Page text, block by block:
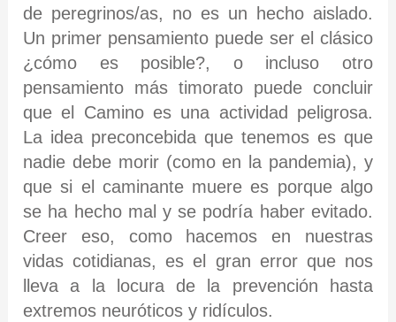
de peregrinos/as, no es un hecho aislado.
Un primer pensamiento puede ser el clásico
¿cómo es posible?, o incluso otro
pensamiento más timorato puede concluir
que el Camino es una actividad peligrosa.
La idea preconcebida que tenemos es que
nadie debe morir (como en la pandemia), y
que si el caminante muere es porque algo
se ha hecho mal y se podría haber evitado.
Creer eso, como hacemos en nuestras
vidas cotidianas, es el gran error que nos
lleva a la locura de la prevención hasta
extremos neuróticos y ridículos.